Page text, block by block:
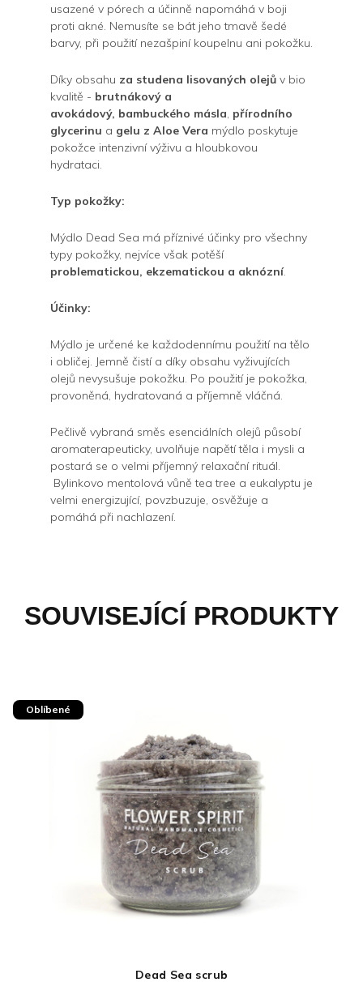
usazené v pórech a účinně napomáhá v boji
proti akné. Nemusíte se bát jeho tmavě šedé
barvy, při použití nezašpiní koupelnu ani pokožku.
Díky obsahu za studena lisovaných olejů v bio
kvalitě - brutnákový a
avokádový, bambuckého másla, přírodního
glycerinu a gelu z Aloe Vera mýdlo poskytuje
pokožce intenzivní výživu a hloubkovou
hydrataci.
Typ pokožky:
Mýdlo Dead Sea má příznivé účinky pro všechny
typy pokožky, nejvíce však potěší
problematickou, ekzematickou a aknózní.
Účinky:
Mýdlo je určené ke každodennímu použití na tělo
i obličej. Jemně čistí a díky obsahu vyživujících
olejů nevysušuje pokožku. Po použití je pokožka,
provoněná, hydratovaná a příjemně vláčná.
Pečlivě vybraná směs esenciálních olejů působí
aromaterapeuticky, uvolňuje napětí těla i mysli a
postará se o velmi příjemný relaxační rituál.
Bylinkovo mentolová vůně tea tree a eukalyptu je
velmi energizující, povzbuzuje, osvěžuje a
pomáhá při nachlazení.
SOUVISEJÍCÍ PRODUKTY
Oblíbené
Dead Sea scrub